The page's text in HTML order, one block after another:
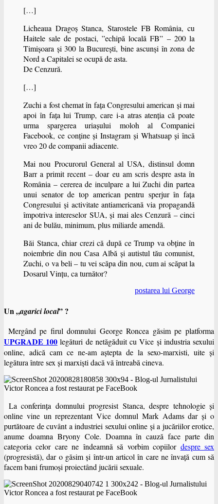
[…]
Licheaua Dragoș Stanca, Starostele FB România, cu
Haitele sale de postaci, ”echipă locală FB” – 200 la
Timișoara și 300 la București, bine ascunși în zona de
Nord a Capitalei se ocupă de asta.
De Cenzură.
[…]
Zuchi a fost chemat în fața Congresului american și mai
apoi în fața lui Trump, care i-a atras atenția că poate
urma spargerea uriașului moloh al Companiei
Facebook, ce conține și Instagram și Whatsuap și încă
vreo 20 de companii adiacente.
Mai nou Procurorul General al USA, distinsul domn
Barr a primit recent – doar eu am scris despre asta în
România – cererea de inculpare a lui Zuchi din partea
unui senator de top american pentru sperjur în fața
Congresului și activitate antiamericană via propagandă
împotriva intereselor SUA, și mai ales Cenzură – cinci
ani de bulău, minimum, plus miliarde amendă.
Băi Stanca, chiar crezi că după ce Trump va obține în
noiembrie din nou Casa Albă și autistul tău comunist,
Zuchi, o va beli – tu vei scăpa din nou, cum ai scăpat la
Dosarul Vinţu, ca turnător?
postarea lui George
Un „agarici local” ?
Mergând pe firul domnului George Roncea găsim pe platforma
UPGRADE 100 legături de netăgăduit cu Vice şi industria sexului
online, adică cam ce ne-am aştepta de la sexo-marxisti, uite şi
legătura între sex şi marxişti dacă vă întreabă cineva.
La conferinţa domnului progresist Stanca, despre tehnologie şi
online vine un reprezentant Vice domnul Mark Adams dar şi o
purtătoare de cuvânt a industriei sexului online şi a jucăriilor erotice,
anume doamna Bryony Cole. Doamna în cauză face parte din
categoria celor care ne îndeamnă să vorbim copiilor despre sex
(progresistă), dar o găsim şi într-un articol în care ne învaţă cum să
facem bani frumoşi proiectând jucării sexuale.